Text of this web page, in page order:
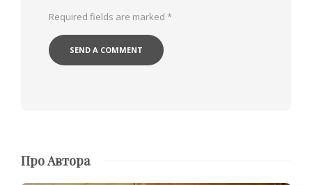
Required fields are marked *
Про Автора